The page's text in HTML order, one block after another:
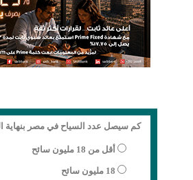
كم سيصل عدد السياح في مصر بنهاية
أقل من 18 مليون سائح
18 مليون سائح